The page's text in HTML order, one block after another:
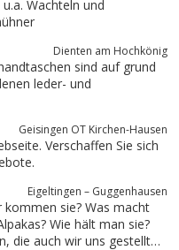
Wachteln und
Dienten am Hochkönig
sind auf grund
leder- und
Geisingen OT Kirchen-Hausen
Verschaffen Sie sich
Eigeltingen – Guggenhausen
kommen sie? Was macht
Wie hält man sie?